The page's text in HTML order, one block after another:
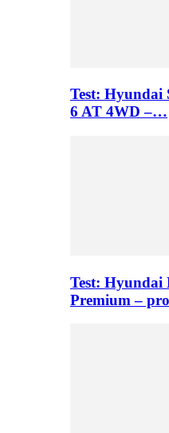
Test: Hyundai
6 AT 4WD –…
Test:
Premium –